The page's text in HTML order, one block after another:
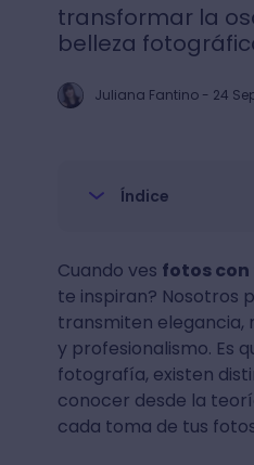
transformar la
belleza
Juliana Fantino- 24
Índice
Cuando ves fotos
te inspiran? Nosotros
transmiten elegancia,
y profesionalismo. Es
fotografía, existen
conocer desde la
cada toma de tus